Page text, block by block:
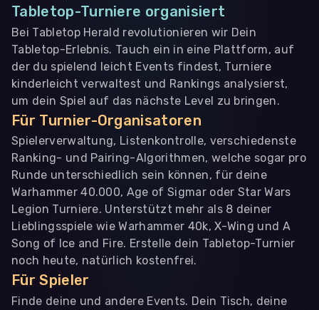
Tabletop-Turniere organisiert
Bei Tabletop Herald revolutionieren wir Dein
Tabletop-Erlebnis. Tauch ein in eine Plattform, auf
der du spielend leicht Events findest, Turniere
kinderleicht verwaltest und Rankings analysierst,
um dein Spiel auf das nächste Level zu bringen.
Für Turnier-Organisatoren
Spielerverwaltung, Listenkontrolle, verschiedenste
Ranking- und Pairing-Algorithmen, welche sogar pro
Runde unterschiedlich sein können, für deine
Warhammer 40.000, Age of Sigmar oder Star Wars
Legion Turniere. Unterstützt mehr als 8 deiner
Lieblingsspiele wie Warhammer 40k, X-Wing und A
Song of Ice and Fire. Erstelle dein Tabletop-Turnier
noch heute, natürlich kostenfrei.
Für Spieler
Finde deine und andere Events. Dein Tisch, deine